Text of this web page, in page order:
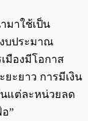
มาใช้เป็น
บประมาณ
มืองมีโอกาส
ยะยาว การมีเงิน
นแต่ละหน่วยลด
”